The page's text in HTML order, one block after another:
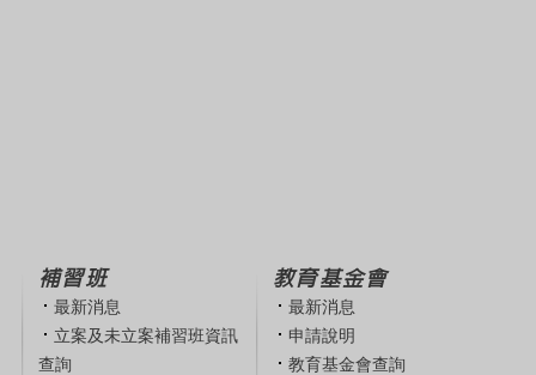
補習班
最新消息
立案及未立案補習班資訊
查詢
教育基金會
最新消息
申請說明
教育基金會查詢